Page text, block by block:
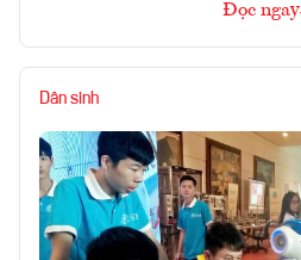
Đọc ngay
Dân sinh